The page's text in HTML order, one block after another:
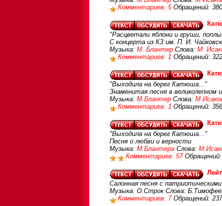
Комментариев: 5 Обращений:
"Расцветали яблони и груши,
С концерта из КЗ им. П. И.
Музыка: М. Блантер Слова: М.
Комментариев: 1 Обращений:
"Выходила на берег Катюша..."
Знаменитая песня в великолепном
Музыка: М.Блантер Слова:
Комментариев: 1 Обращений:
"Выходила на берег Катюша..."
Песня о любви и верности
Музыка: М.Блантера Слова:
Комментариев: 57 Обращений:
Салонная песня с
Музыка: О.Строк Слова:
Комментариев: 7 Обращений: